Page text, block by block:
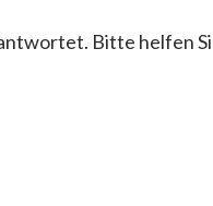
Bitte helfen